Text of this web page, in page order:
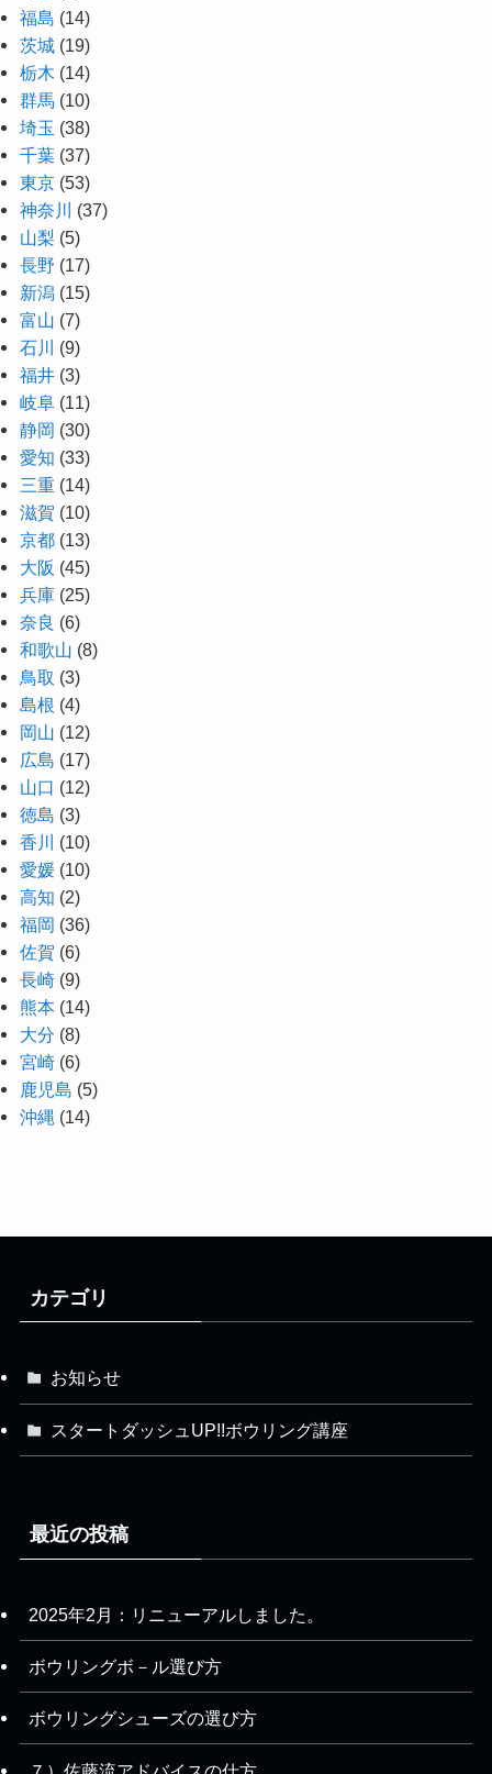
福島 (14)
茨城(19)
栃木 (14)
群馬(10)
埼玉 (38)
千葉(37)
東京(53)
神奈川
(37)
山梨 (5)
長野 (17)
新潟(15)
富山 (7)
石川
(9)
福井(3)
岐阜 (11)
静岡 (30)
愛知 (33)
三重(14)
滋賀 (10)
京都(13)
大阪 (45)
兵庫(25)
奈良 (6)
和歌山 (8)
鳥取 (3)
島根 (4)
岡山 (12)
広島 (17)
山口 (12)
徳島 (3)
香川
(10)
愛媛(10)
高知 (2)
福岡 (36)
佐賀 (6)
長崎(9)
熊本(14)
大分 (8)
宮崎(6)
鹿児島 (5)
沖縄 (14)
カテゴリ
お知らせ
スタートダッシュUP!!ボウリング講座
最近の投稿
2025年2月：リニューアルしました。
ボウリングボ－ル選び方
ボウリングシューズの選び方